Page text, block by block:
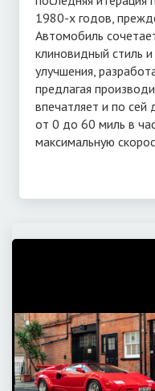
1980-х годов,
Автомобиль
клиновидный стиль
улучшения,
предлагая
впечатляет и по сей
от 0 до 60 миль в
максимальную